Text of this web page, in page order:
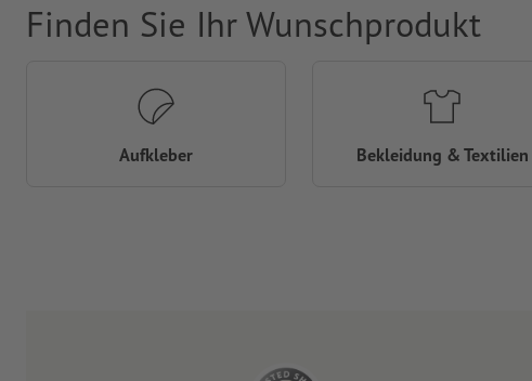
Finden Sie Ihr Wunschprodukt
Aufkleber Bekleidung & Textilien